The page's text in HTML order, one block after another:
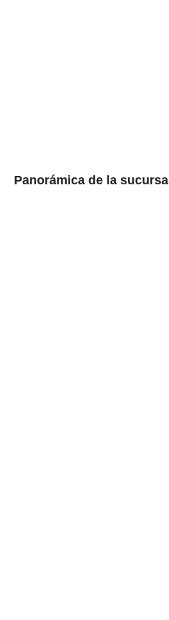
Panorámica de la sucursal